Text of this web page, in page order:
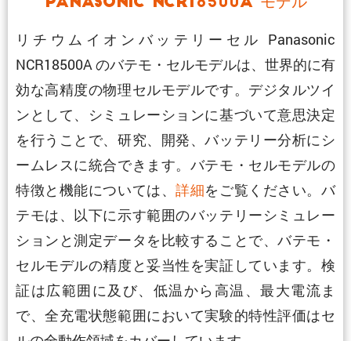
リチウムイオンバッテリーセル Panasonic
NCR18500A のバテモ・セルモデルは、世界的に有
効な高精度の物理セルモデルです。デジタルツイ
ンとして、シミュレーションに基づいて意思決定
を行うことで、研究、開発、バッテリー分析にシ
ームレスに統合できます。バテモ・セルモデルの
特徴と機能については、詳細をご覧ください。バ
テモは、以下に示す範囲のバッテリーシミュレー
ションと測定データを比較することで、バテモ・
セルモデルの精度と妥当性を実証しています。検
証は広範囲に及び、低温から高温、最大電流ま
で、全充電状態範囲において実験的特性評価はセ